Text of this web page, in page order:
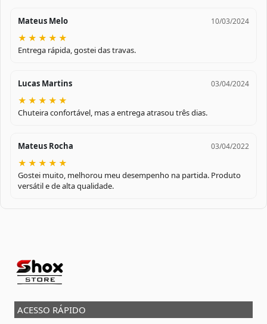
Mateus Melo 10/03/2024
★ ★ ★ ★ ★
Entrega rápida, gostei das travas.
Lucas Martins 03/04/2024
★ ★ ★ ★ ★
Chuteira confortável, mas a entrega atrasou três dias.
Mateus Rocha 03/04/2022
★ ★ ★ ★ ★
Gostei muito, melhorou meu desempenho na partida. Produto
versátil e de alta qualidade.
ACESSO RÁPIDO